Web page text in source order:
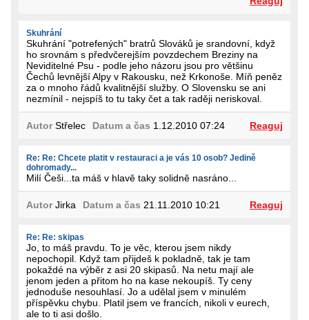
Skuhrání
Skuhrání "potrefených" bratrů Slováků je srandovní, když
ho srovnám s předvčerejším povzdechem Breziny na
Neviditelné Psu - podle jeho názoru jsou pro většinu
Čechů levnější Alpy v Rakousku, než Krkonoše. Míň peněz
za o mnoho řádů kvalitnější služby. O Slovensku se ani
nezmínil - nejspíš to tu taky čet a tak raději neriskoval.
AutorStřelec Datum a čas 1.12.2010 07:24 Reaguj
Re: Re: Chcete platit v restauraci a je vás 10 osob? Jedině
dohromady...
Milí Češi...ta máš v hlavě taky solidně nasráno...
AutorJirka Datum a čas 21.11.2010 10:21 Reaguj
Re: Re: skipas
Jo, to máš pravdu. To je věc, kterou jsem nikdy
nepochopil. Když tam přijdeš k pokladně, tak je tam
pokaždé na výběr z asi 20 skipasů. Na netu mají ale
jenom jeden a přitom ho na kase nekoupíš. Ty ceny
jednoduše nesouhlasí. Jo a udělal jsem v minulém
příspěvku chybu. Platil jsem ve francích, nikoli v eurech,
ale to ti asi došlo.